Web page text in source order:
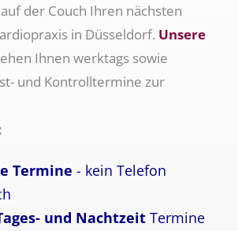
der Couch Ihren nächsten
in Düsseldorf. Unsere
Ihnen werktags sowie
und Kontrolltermine zur
Termine- kein Telefon
und Nachtzeit Termine